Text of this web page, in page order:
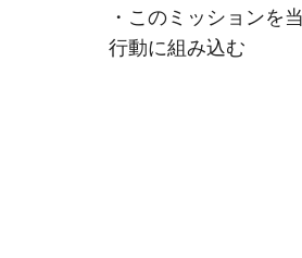
・このミッションを
行動に組み込む